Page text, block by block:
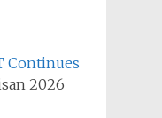
Continues
2026